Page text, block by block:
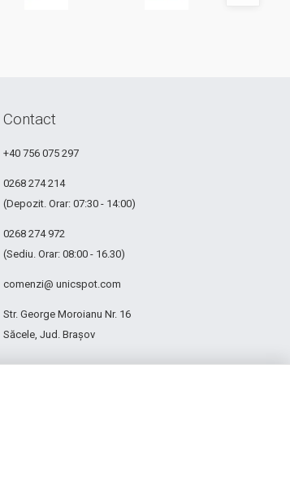
Contact
+40 756 075 297
0268 274 214
(Depozit. Orar: 07:30 - 14:00)
0268 274 972
(Sediu. Orar: 08:00 - 16.30)
comenzi@ unicspot.com
Str. George Moroianu Nr. 16
Săcele, Jud. Brașov